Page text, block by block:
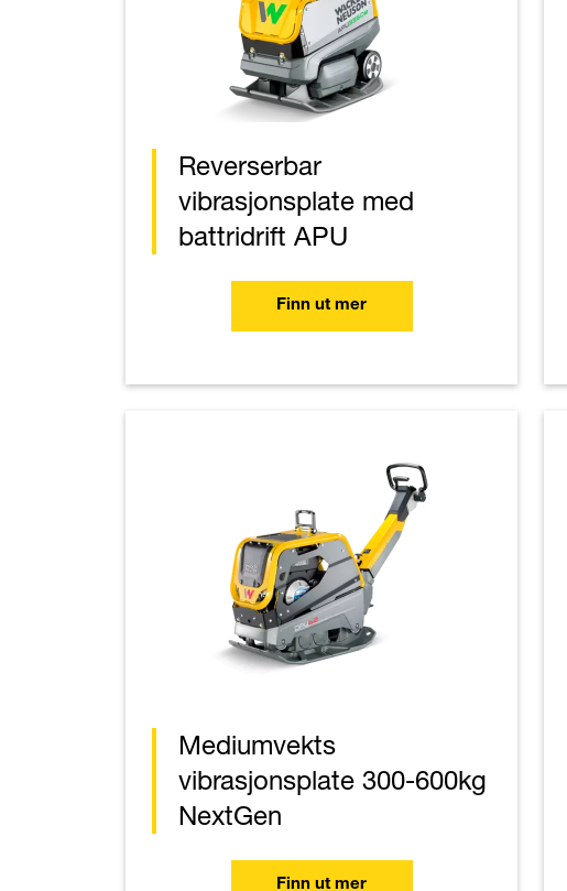
Reverserbar
vibrasjonsplate med
battridrift APU
Finn ut mer
Mediumvekts
vibrasjonsplate 300-600kg
NextGen
Finn ut mer